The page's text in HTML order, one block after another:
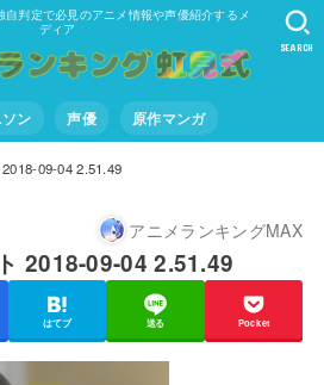
判定で必見のアニメ情報や声優紹介するメ
ディア
ン 声優 原作マンガ
SEARCH
09-04 2.51.49
アニメランキングMAX
2018-09-04 2.51.49
はてブ 送る Pocket